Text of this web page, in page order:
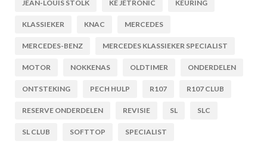
JEAN-LOUIS STOLK KE JETRONIC KEURING
KLASSIEKER KNAC MERCEDES
MERCEDES-BENZ MERCEDES KLASSIEKER SPECIALIST
MOTOR NOKKENAS OLDTIMER ONDERDELEN
ONTSTEKING PECH HULP R107 R107 CLUB
RESERVE ONDERDELEN REVISIE SL SLC
SL CLUB SOFTTOP SPECIALIST